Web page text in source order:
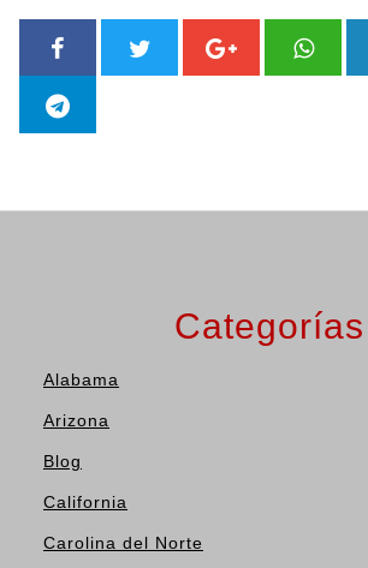
Categorías
Alabama
Arizona
Blog
California
Carolina del Norte